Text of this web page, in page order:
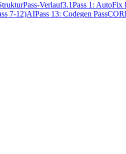
Pass-Verlauf3.1Pass 1: AutoFix
7-12)AIPass 13: Codegen Pass